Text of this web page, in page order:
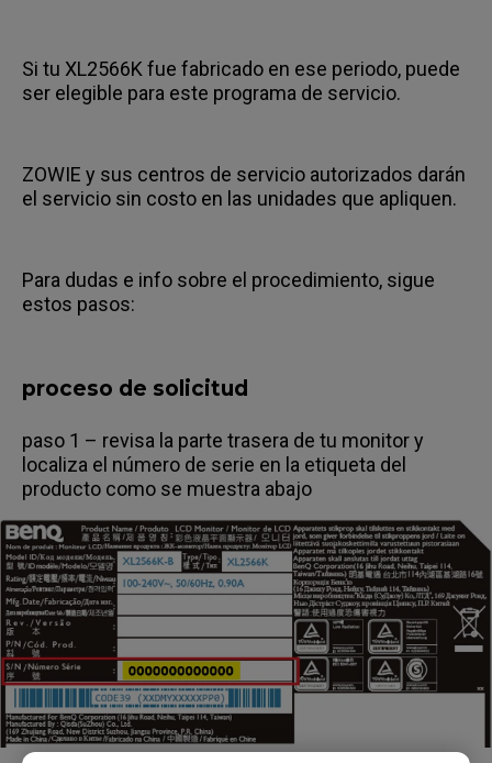
Si tu XL2566K fue fabricado en ese periodo, puede
ser elegible para este programa de servicio.
ZOWIE y sus centros de servicio autorizados darán
el servicio sin costo en las unidades que apliquen.
Para dudas e info sobre el procedimiento, sigue
estos pasos:
proceso de solicitud
paso 1 – revisa la parte trasera de tu monitor y
localiza el número de serie en la etiqueta del
producto como se muestra abajo